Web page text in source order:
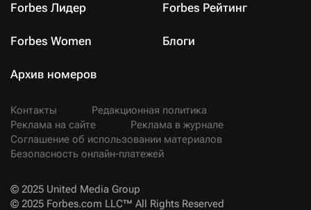
Forbes Лидер Forbes Рейтинг
Forbes Women Блоги
Архив номеров
Контакты
Редакционная политика
Реклама на сайте
Реклама в журнале
Соглашение об использовании материалов
Безопасность онлайн-платежей
© 2025 United Media Group
© 2025 Forbes.com LLC™ All Rights Reserved